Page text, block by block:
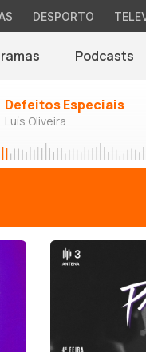
DESPORTO
Podcasts
Defeitos Especiais
Luís Oliveira